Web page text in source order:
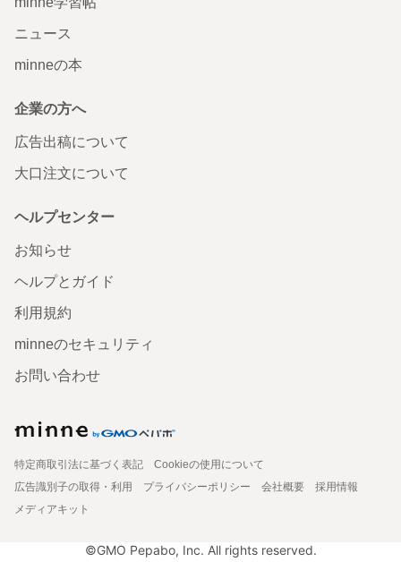
ニュース
minneの本
企業の方へ
広告出稿について
大口注文について
ヘルプセンター
お知らせ
ヘルプとガイド
利用規約
minneのセキュリティ
お問い合わせ
特定商取引法に基づく表記
Cookieの使用について
広告識別子の取得・利用
プライバシーポリシー 会社概要
採用情報
メディアキット
©GMO Pepabo, Inc. All rights reserved.